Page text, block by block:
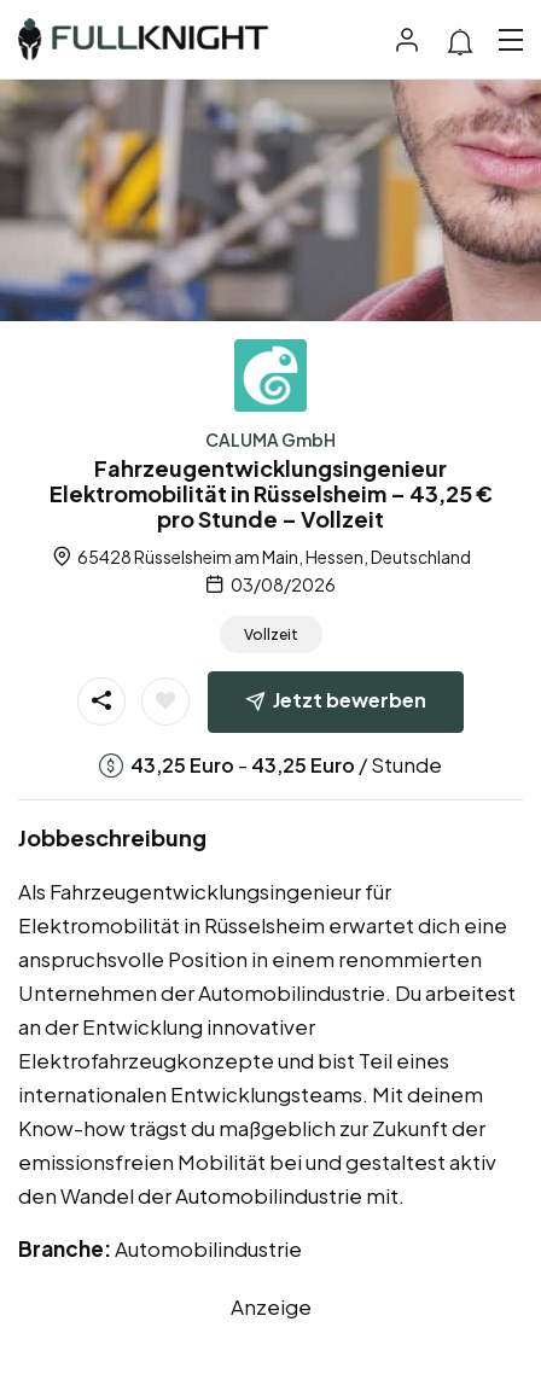
CALUMA GmbH
Fahrzeugentwicklungsingenieur
Elektromobilität in Rüsselsheim – 43,25 €
pro Stunde – Vollzeit
65428 Rüsselsheim am Main, Hessen, Deutschland
03/08/2026
Vollzeit
Jetzt bewerben
43,25 Euro - 43,25 Euro / Stunde
Jobbeschreibung
Als Fahrzeugentwicklungsingenieur für
Elektromobilität in Rüsselsheim erwartet dich eine
anspruchsvolle Position in einem renommierten
Unternehmen der Automobilindustrie. Du arbeitest
an der Entwicklung innovativer
Elektrofahrzeugkonzepte und bist Teil eines
internationalen Entwicklungsteams. Mit deinem
Know-how trägst du maßgeblich zur Zukunft der
emissionsfreien Mobilität bei und gestaltest aktiv
den Wandel der Automobilindustrie mit.
Branche:Automobilindustrie
Anzeige